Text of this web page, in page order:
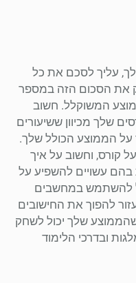
עליך לסכם את כל
את הסכום הזה במספר
המשוקלל. חשוב
שלך מכיוון ששיעורים
על הממוצע הכולל שלך.
קורס, וחשוב על איך
בהם עשויים להשפיע על
להשתמש במחשבים
להפוך את החישובים
שהממוצע שלך יכול לשחק
ובדרכי הלימוד